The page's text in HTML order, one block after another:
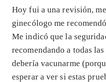
Hoy fui a una revisión,
ginecólogo me
Me indicó que la
recomendando a todas
debería vacunarme
esperar a ver si estas